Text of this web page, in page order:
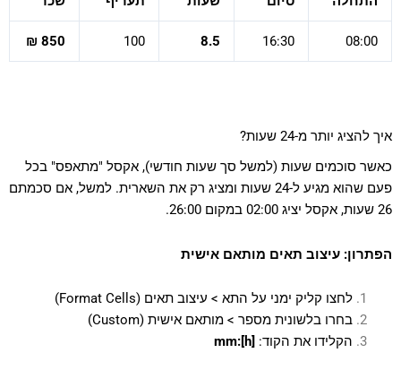
08:00
16:30
8.5
100
850 ₪
איך להציג יותר מ-24 שעות?
כאשר סוכמים שעות (למשל סך שעות חודשי), אקסל "מתאפס" בכל
פעם שהוא מגיע ל-24 שעות ומציג רק את השארית. למשל, אם סכמתם
26 שעות, אקסל יציג 02:00 במקום 26:00.
הפתרון: עיצוב תאים מותאם אישית
לחצו קליק ימני על התא > עיצוב תאים (Format Cells)
בחרו בלשונית מספר > מותאם אישית (Custom)
הקלידו את הקוד: [h]:mm